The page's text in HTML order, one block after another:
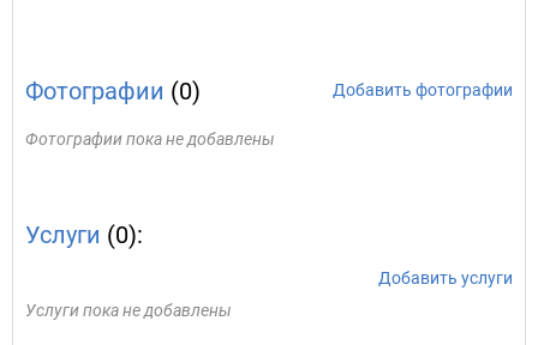
Фотографии (0) Добавить фотографии
Фотографии пока не добавлены
Услуги (0):
Добавить услуги
Услуги пока не добавлены